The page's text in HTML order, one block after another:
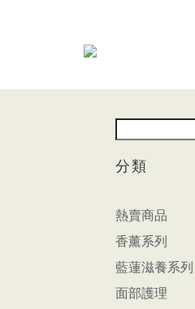
分類
熱賣商品
香薰系列
藍蓮滋養系列
面部護理